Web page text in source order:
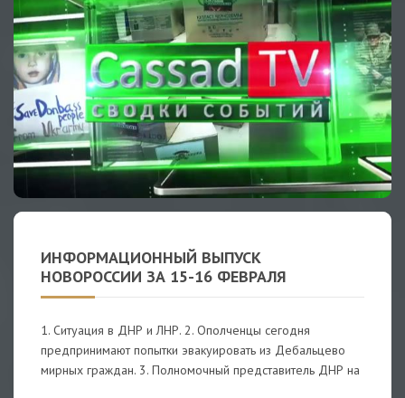
ИНФОРМАЦИОННЫЙ ВЫПУСК
НОВОРОССИИ ЗА 15-16 ФЕВРАЛЯ
1. Ситуация в ДНР и ЛНР. 2. Ополченцы сегодня
предпринимают попытки эвакуировать из Дебальцево
мирных граждан. 3. Полномочный представитель ДНР на